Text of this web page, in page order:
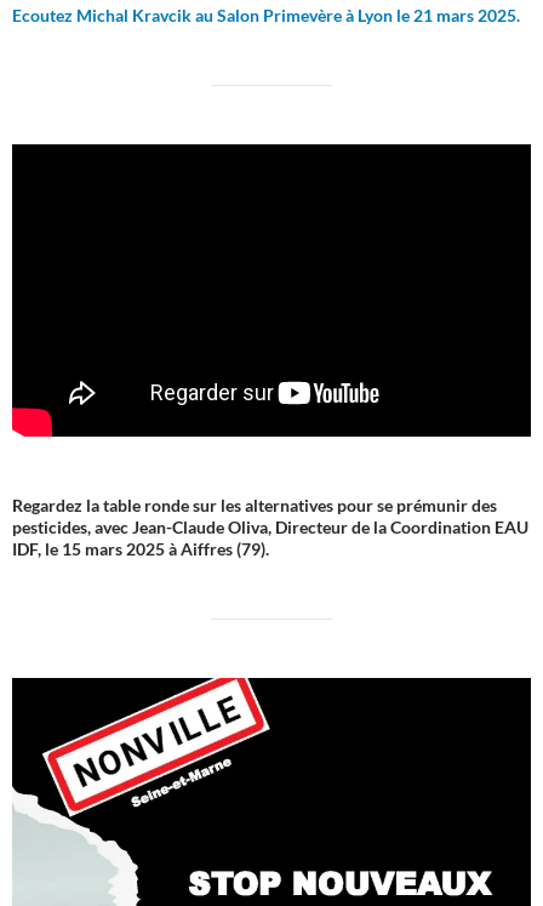
Ecoutez Michal Kravcik au Salon Primevère à Lyon le 21 mars 2025.
Regardez la table ronde sur les alternatives pour se prémunir des
pesticides, avec Jean-Claude Oliva, Directeur de la Coordination EAU
IDF, le 15 mars 2025 à Aiffres (79).